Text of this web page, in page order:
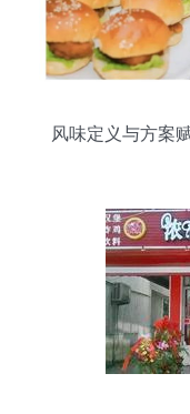
风味定义与方案